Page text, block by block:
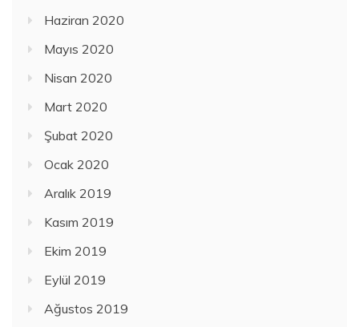
Haziran 2020
Mayıs 2020
Nisan 2020
Mart 2020
Şubat 2020
Ocak 2020
Aralık 2019
Kasım 2019
Ekim 2019
Eylül 2019
Ağustos 2019